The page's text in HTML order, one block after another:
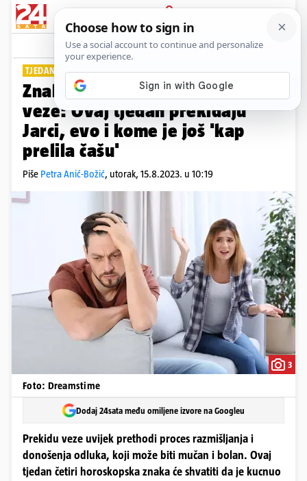
PRIJAVA
Lifestyle Komentari
TJEDAN LJUBAVNIH PREKIDA
Znakovi kojima prijeti kraj
veze: Ovaj tjedan prekidaju
Jarci, evo i kome je još 'kap
prelila čašu'
Piše Petra Anić-Božić, utorak, 15.8.2023. u 10:19
3
Foto: Dreamstime
Dodaj 24sata među omiljene izvore na Googleu
Prekidu veze uvijek prethodi proces razmišljanja i
donošenja odluka, koji može biti mučan i bolan. Ovaj
tjedan četiri horoskopska znaka će shvatiti da je kucnuo